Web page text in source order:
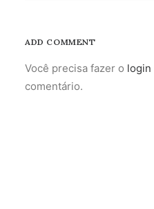
ADD COMMENT
Você precisa fazer o login
comentário.